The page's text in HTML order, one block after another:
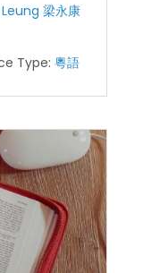
梁永康
Type: 粵語